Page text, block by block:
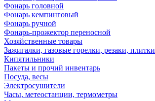
Фонарь головной
Фонарь кемпинговый
Фонарь ручной
Фонарь-прожектор переносной
Хозяйственные товары
Зажигалки, газовые горелки, резаки, плитки
Кипятильники
Пакеты и прочий инвентарь
Посуда, весы
Электросушители
Часы, метеостанции, термометры